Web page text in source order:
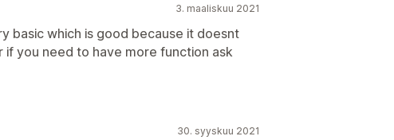
3. maaliskuu 2021
basic which is good because it doesnt
you need to have more function ask
30. syyskuu 2021